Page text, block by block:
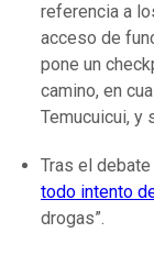
referencia a
acceso de
pone un
camino, en
Temucuicui, y
Tras el debate
todo intento
drogas”.